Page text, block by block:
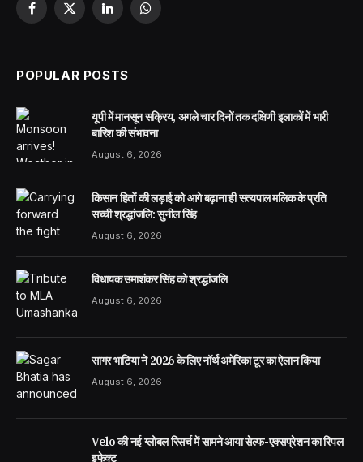
Facebook
X
LinkedInWhatsApp
POPULAR POSTS
यूपी में मानसून सक्रिय, अगले चार दिनों तक दक्षिणी इलाकों में भारी
बारिश की संभावना
August 6, 2026
किसान हितों की लड़ाई को आगे बढ़ाना ही सत्यपाल मलिक के प्रति
सच्ची श्रद्धांजलि: सुनील सिंह
August 6, 2026
विधायक उमाशंकर सिंह को श्रद्धांजलि
August 6, 2026
सागर भाटिया ने 2026 के लिए नॉर्थ अमेरिका टूर का ऐलान किया
August 6, 2026
Velo की नई ग्लोबल रिसर्च में सामने आया सेल्फ-एक्सप्रेशन का रिपल
इफेक्ट